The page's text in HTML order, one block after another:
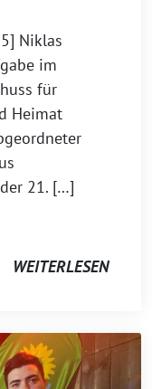
Niklas
im
für
Heimat
21. […]
WEITERLESEN